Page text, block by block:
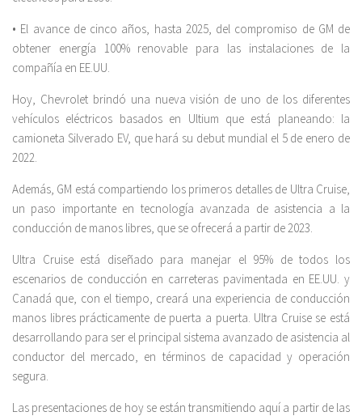
• El avance de cinco años, hasta 2025, del compromiso de GM de
obtener energía 100% renovable para las instalaciones de la
compañía en EE.UU.
Hoy, Chevrolet brindó una nueva visión de uno de los diferentes
vehículos eléctricos basados en Ultium que está planeando: la
camioneta Silverado EV, que hará su debut mundial el 5 de enero de
2022.
Además, GM está compartiendo los primeros detalles de Ultra Cruise,
un paso importante en tecnología avanzada de asistencia a la
conducción de manos libres, que se ofrecerá a partir de 2023.
Ultra Cruise está diseñado para manejar el 95% de todos los
escenarios de conducción en carreteras pavimentada en EE.UU. y
Canadá que, con el tiempo, creará una experiencia de conducción
manos libres prácticamente de puerta a puerta. Ultra Cruise se está
desarrollando para ser el principal sistema avanzado de asistencia al
conductor del mercado, en términos de capacidad y operación
segura.
Las presentaciones de hoy se están transmitiendo aquí a partir de las